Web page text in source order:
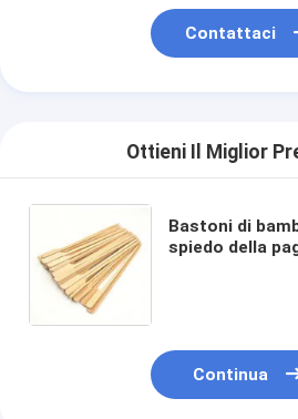
Contattaci
Ottieni Il Miglior
Bastoni di
spiedo della
Continua